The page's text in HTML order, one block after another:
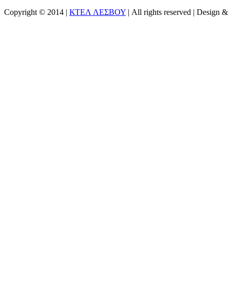
Copyright © 2014 | ΚΤΕΛ ΛΕΣΒΟΥ | All rights reserved | Design &